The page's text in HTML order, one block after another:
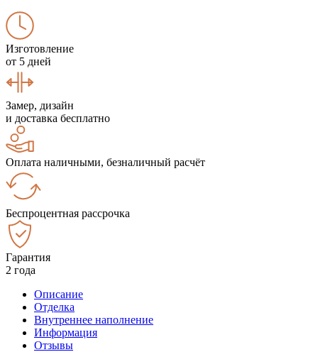
Изготовление
от 5 дней
Замер, дизайн
и доставка бесплатно
Оплата наличными, безналичный расчёт
Беспроцентная рассрочка
Гарантия
2 года
Описание
Отделка
Внутреннее наполнение
Информация
Отзывы